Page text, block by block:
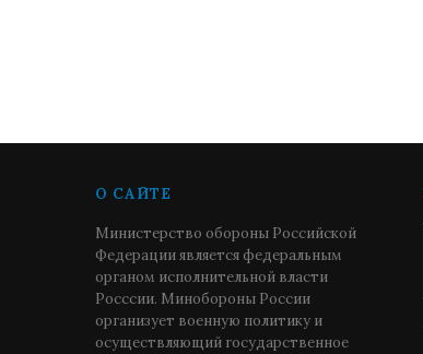
О САЙТЕ
Министерство обороны Российской
Федерации является федеральным
органом исполнительной власти
Росссии. Минобороны России
организует военную политику и
осуществляющий государственное